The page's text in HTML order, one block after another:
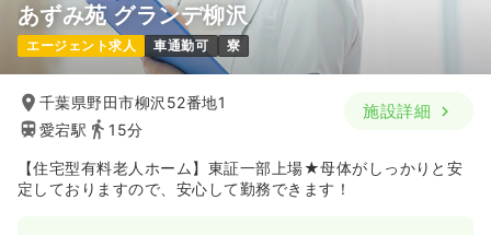
2交代（常勤） 一時募集休止
給与 34.2〜43.2万円/月 賞与2.5ヶ月
※一例
時間 7:00～16:00 （休憩60分）
4週8休以上
気になる 詳細を見る
あずみ苑 グランデ柳沢
エージェント求人 車通勤可 寮
千葉県野田市柳沢52番地1
愛宕駅
15分
施設詳細
【住宅型有料老人ホーム】東証一部上場★母体がしっかりと安
定しておりますので、安心して勤務できます！